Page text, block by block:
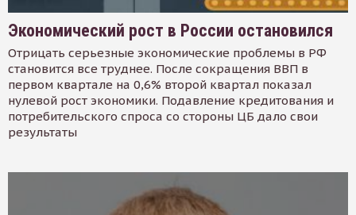
Экономический рост в России остановился
Отрицать серьезные экономические проблемы в РФ
становится все труднее. После сокращения ВВП в
первом квартале на 0,6% второй квартал показал
нулевой рост экономики. Подавление кредитования и
потребительского спроса со стороны ЦБ дало свои
результаты